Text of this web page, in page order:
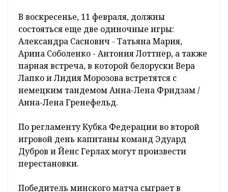
В воскресенье, 11 февраля, должны
состояться еще две одиночные игры:
Александра Саснович - Татьяна Мария,
Арина Соболенко - Антония Лоттнер, а также
парная встреча, в которой белоруски Вера
Лапко и Лидия Морозова встретятся с
немецким тандемом Анна-Лена Фридзам /
Анна-Лена Гренефельд.
По регламенту Кубка Федерации во второй
игровой день капитаны команд Эдуард
Дубров и Йенс Герлах могут произвести
перестановки.
Победитель минского матча сыграет в